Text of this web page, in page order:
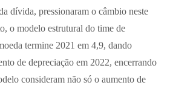
dívida, pressionaram o câmbio neste
o modelo estrutural do time de
termine 2021 em 4,9, dando
de depreciação em 2022, encerrando
consideram não só o aumento de